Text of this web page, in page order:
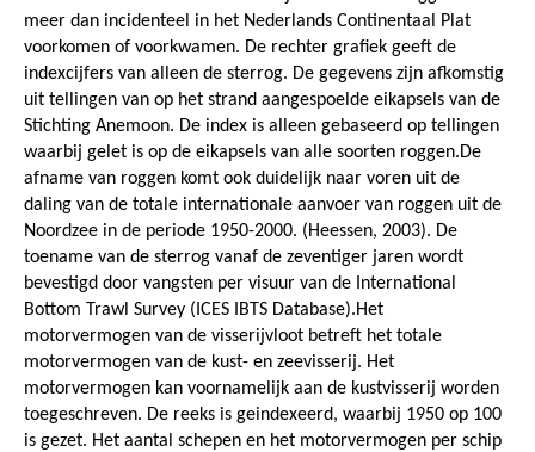
meer dan incidenteel in het Nederlands Continentaal Plat
voorkomen of voorkwamen. De rechter grafiek geeft de
indexcijfers van alleen de sterrog. De gegevens zijn afkomstig
uit tellingen van op het strand aangespoelde eikapsels van de
Stichting Anemoon. De index is alleen gebaseerd op tellingen
waarbij gelet is op de eikapsels van alle soorten roggen.De
afname van roggen komt ook duidelijk naar voren uit de
daling van de totale internationale aanvoer van roggen uit de
Noordzee in de periode 1950-2000. (Heessen, 2003). De
toename van de sterrog vanaf de zeventiger jaren wordt
bevestigd door vangsten per visuur van de International
Bottom Trawl Survey (ICES IBTS Database).Het
motorvermogen van de visserijvloot betreft het totale
motorvermogen van de kust- en zeevisserij. Het
motorvermogen kan voornamelijk aan de kustvisserij worden
toegeschreven. De reeks is geindexeerd, waarbij 1950 op 100
is gezet. Het aantal schepen en het motorvermogen per schip